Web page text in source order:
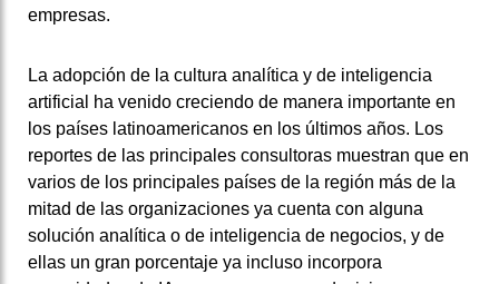
empresas.
La adopción de la cultura analítica y de inteligencia
artificial ha venido creciendo de manera importante en
los países latinoamericanos en los últimos años. Los
reportes de las principales consultoras muestran que en
varios de los principales países de la región más de la
mitad de las organizaciones ya cuenta con alguna
solución analítica o de inteligencia de negocios, y de
ellas un gran porcentaje ya incluso incorpora